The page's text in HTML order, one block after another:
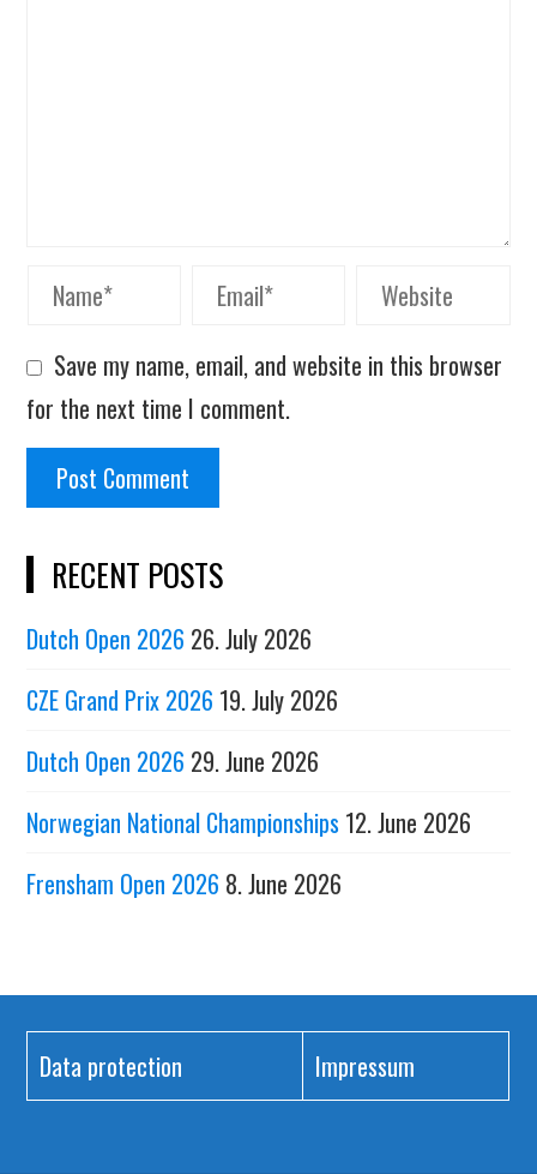
Save my name, email, and website in this browser
for the next time I comment.
RECENT POSTS
Dutch Open 2026 26. July 2026
CZE Grand Prix 2026 19. July 2026
Dutch Open 2026 29. June 2026
Norwegian National Championships 12. June 2026
Frensham Open 2026 8. June 2026
Data protection Impressum